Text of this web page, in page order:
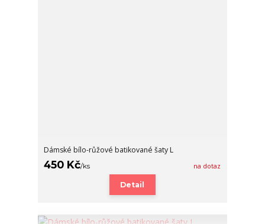
Dámské bílo-růžové batikované šaty L
450 Kč/ks na dotaz
Detail